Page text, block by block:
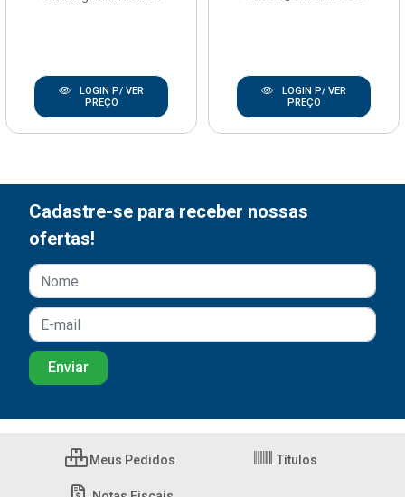
LOGIN P/ VER
PREÇO
LOGIN P/ VER
PREÇO
Cadastre-se para receber nossas
ofertas!
Meus Pedidos Títulos